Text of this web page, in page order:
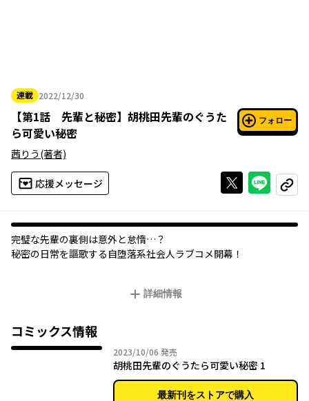
連載 2022/12/30
2022年12月30日
【第1話 先輩と秘密】 胡桃田先輩のぐうた
ら可愛い秘密
フォロー
茜りう(著者)
応援メッセージ Xで投稿する
ライン
コピー
完璧な先輩の裏側は意外と怠惰…？
秘密の日常を謳歌する自堕落系社会人ラブコメ開幕！
詳細情報
コミックス情報
2023/10/06 2023年10月06日
発売
胡桃田先輩のぐうたら可愛い秘密 1
最新刊をストアで購入